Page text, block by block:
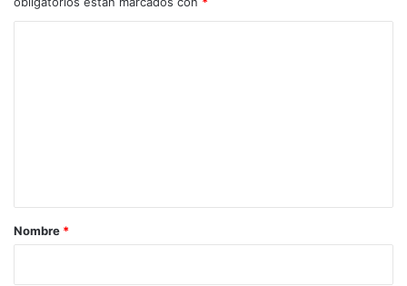
rNombre *